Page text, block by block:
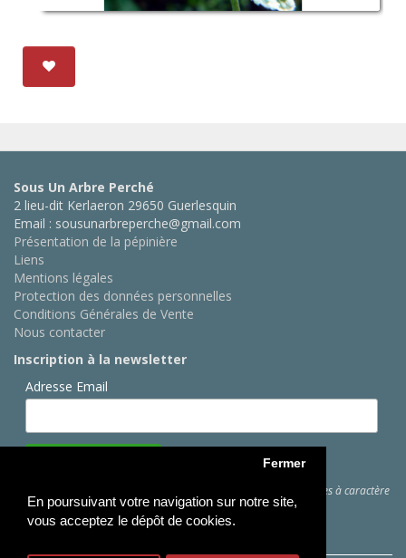
En poursuivant votre navigation sur notre site,
vous acceptez le dépôt de cookies.
Fermer
Sous Un Arbre Perché
2 lieu-dit Kerlaeron 29650 Guerlesquin
Email : sousunarbreperche@gmail.com
Présentation de la pépinière
Liens
Mentions légales
Protection des données personnelles
Conditions Générales de Vente
Nous contacter
Inscription à la newsletter
Adresse Email
pour des informations sur les traitements de données à caractère
personnel